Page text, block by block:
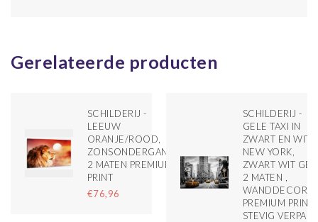
Gerelateerde producten
SCHILDERIJ -
LEEUW
ORANJE/ROOD,
ZONSONDERGANG,
2 MATEN PREMIUM
PRINT
€76,96
SCHILDERIJ -
GELE TAXI IN
ZWART EN WIT
NEW YORK,
ZWART WIT
2 MATEN ,
PREMIUM PRINT,
STEVIG VERPAKT